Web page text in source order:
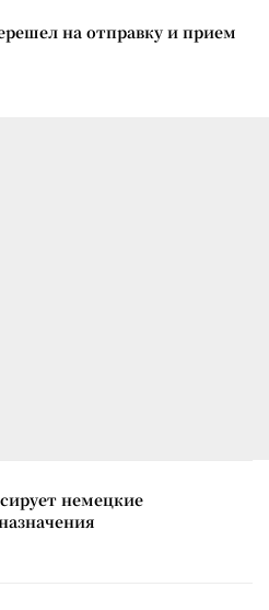
на отправку и прием
немецкие